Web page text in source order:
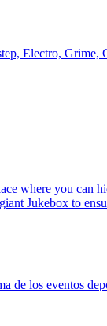
Electro, Grime,
where you can
Jukebox to
de los eventos